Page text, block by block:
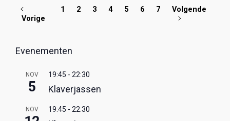
Vorige
1 2 3 4 5 6 7 Volgende
Evenementen
NOV
5
19:45 - 22:30
Klaverjassen
NOV 19:45 - 22:30